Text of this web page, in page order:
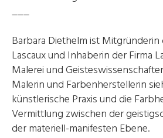
___
Barbara Diethelm ist
Lascaux und Inhaberin der Firma
Malerei und
Malerin und Farbenherstellerin
künstlerische Praxis und die
Vermittlung zwischen der
der materiell-manifesten Ebene.